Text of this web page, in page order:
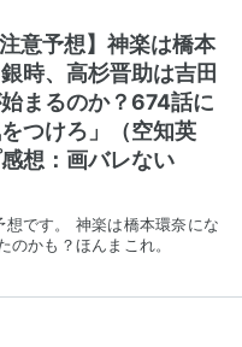
意予想】神楽は橋本
時、高杉晋助は吉田
まるのか？674話に
つけろ」（空知英
想：画バレない
です。 神楽は橋本環奈にな
のかも？ほんまこれ。